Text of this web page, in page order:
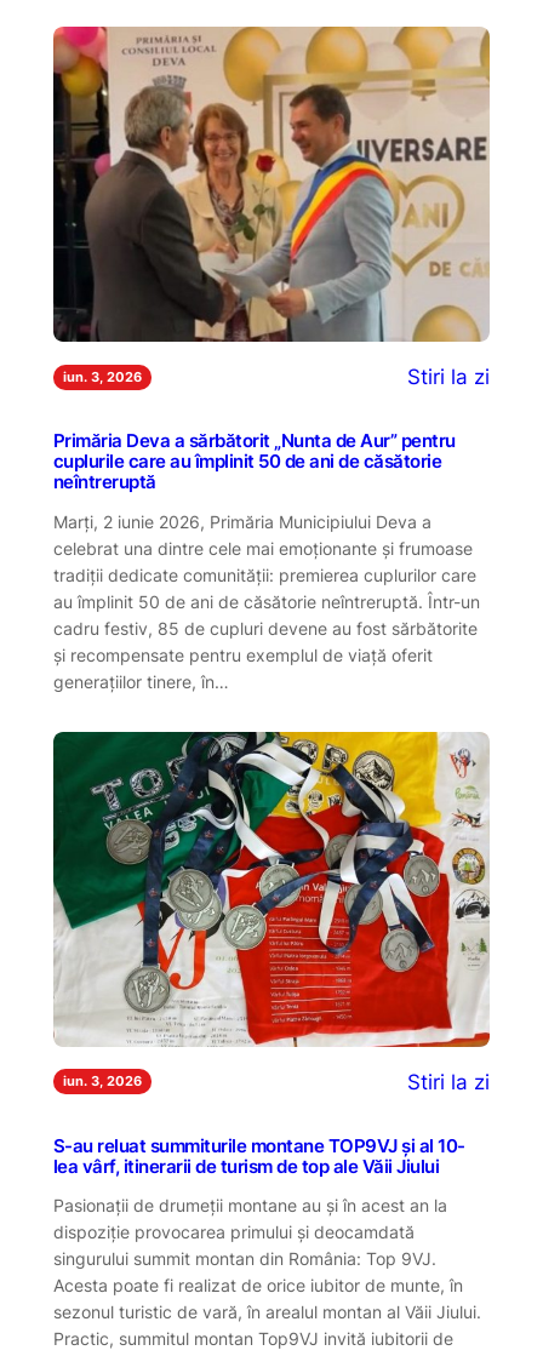
iun. 3, 2026 Stiri la zi
Primăria Deva a sărbătorit „Nunta de Aur” pentru
cuplurile care au împlinit 50 de ani de căsătorie
neîntreruptă
Marți, 2 iunie 2026, Primăria Municipiului Deva a
celebrat una dintre cele mai emoționante și frumoase
tradiții dedicate comunității: premierea cuplurilor care
au împlinit 50 de ani de căsătorie neîntreruptă. Într-un
cadru festiv, 85 de cupluri devene au fost sărbătorite
și recompensate pentru exemplul de viață oferit
generațiilor tinere, în…
iun. 3, 2026 Stiri la zi
S-au reluat summiturile montane TOP9VJ și al 10-
lea vârf, itinerarii de turism de top ale Văii Jiului
Pasionații de drumeții montane au și în acest an la
dispoziție provocarea primului și deocamdată
singurului summit montan din România: Top 9VJ.
Acesta poate fi realizat de orice iubitor de munte, în
sezonul turistic de vară, în arealul montan al Văii Jiului.
Practic, summitul montan Top9VJ invită iubitorii de